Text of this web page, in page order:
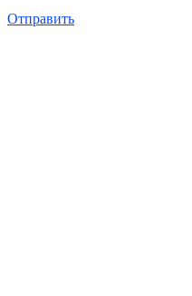
Отправить